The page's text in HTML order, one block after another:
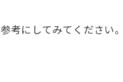
考にしてみてください